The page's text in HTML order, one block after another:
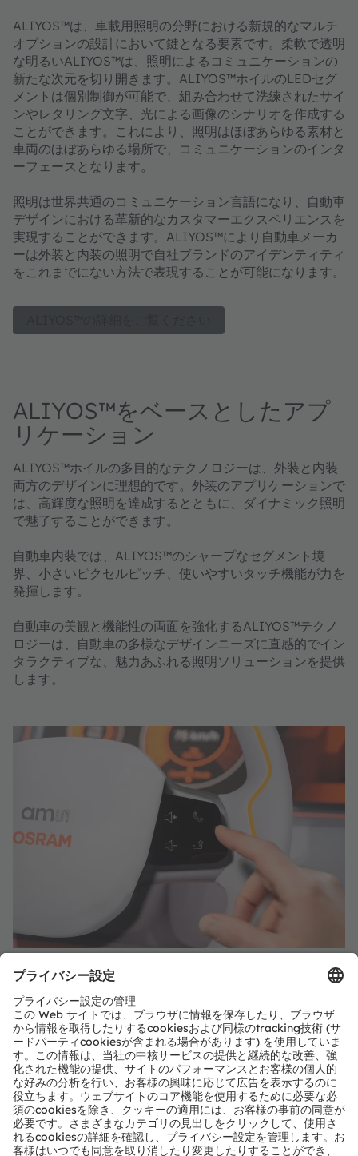
ALIYOS™は、車載用照明の分野における新規的なマルチ
オプションの設計において鍵となる要素です。柔軟で透明
な明るいALIYOS™は、照明によるコミュニケーションの
新たな次元を切り開きます。ALIYOS™ホイルのLEDセグ
メントは個別制御が可能で、組み合わせて洗練されたサイ
ンやレタリング文字、光による画像のシナリオを作成する
ことができます。これにより、照明はほぼあらゆる素材と
車両のほぼあらゆる場所で、コミュニケーションのインタ
ーフェースとなります。
照明は世界共通のコミュニケーション言語になり、自動車
デザインにおける革新的なカスタマーエクスペリエンスを
実現することができます。ALIYOS™により自動車メーカ
ーは外装と内装の照明で自社ブランドのアイデンティティ
をこれまでにない方法で表現することが可能になります。
ALIYOS™をベースとしたアプ
リケーション
ALIYOS™ホイルの多目的なテクノロジーは、外装と内装
両方のデザインに理想的です。外装のアプリケーションで
は、高輝度な照明を達成するとともに、ダイナミック照明
で魅了することができます。
自動車内装では、ALIYOS™のシャープなセグメント境
界、小さいピクセルピッチ、使いやすいタッチ機能が力を
発揮します。
自動車の美観と機能性の両面を強化するALIYOS™テクノ
ロジーは、自動車の多様なデザインニーズに直感的でイン
タラクティブな、魅力あふれる照明ソリューションを提供
します。
自動車内装における革命
ALIYOS™ LED-on-foilテクノロジーでは、セグメントを
1mm以下のピクセルピッチで個別に形成し、驚くほど細
かいシャープなビジュアルを生み出すことができるため、
かつてないほど注意を引くことができます。
しかし、それだけではありません。ALIYOS™をタッチ検
出機能と組み合わせることで、直感的なインタラクション